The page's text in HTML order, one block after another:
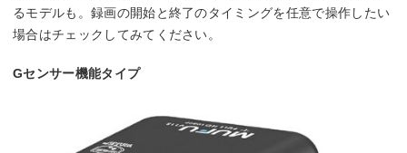
るモデルも。録画の開始と終了のタイミングを任意で操作したい
場合はチェックしてみてください。
Gセンサー機能タイプ